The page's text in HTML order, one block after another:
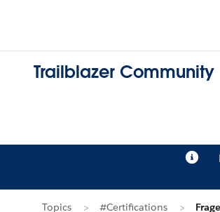
Trailblazer Community
Topics #Certifications